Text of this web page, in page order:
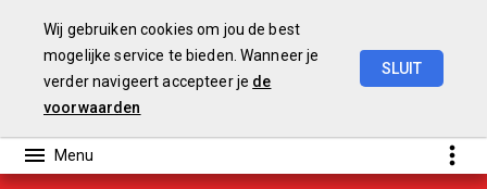
Wij gebruiken cookies om jou de best
mogelijke service te bieden. Wanneer je
verder navigeert accepteer je de
voorwaarden
SLUIT